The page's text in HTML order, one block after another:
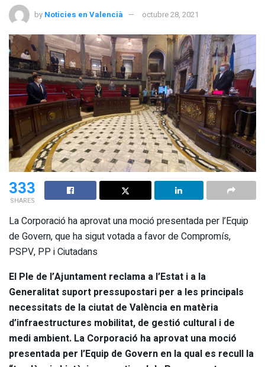
by Noticies en Valencià octubre 28, 2021
333
SHARES
La Corporació ha aprovat una moció presentada per l’Equip
de Govern, que ha sigut votada a favor de Compromís,
PSPV, PP i Ciutadans
El Ple de l’Ajuntament reclama a l’Estat i a la
Generalitat suport pressupostari per a les principals
necessitats de la ciutat de València en matèria
d’infraestructures mobilitat, de gestió cultural i de
medi ambient. La Corporació ha aprovat una moció
presentada per l’Equip de Govern en la qual es recull la